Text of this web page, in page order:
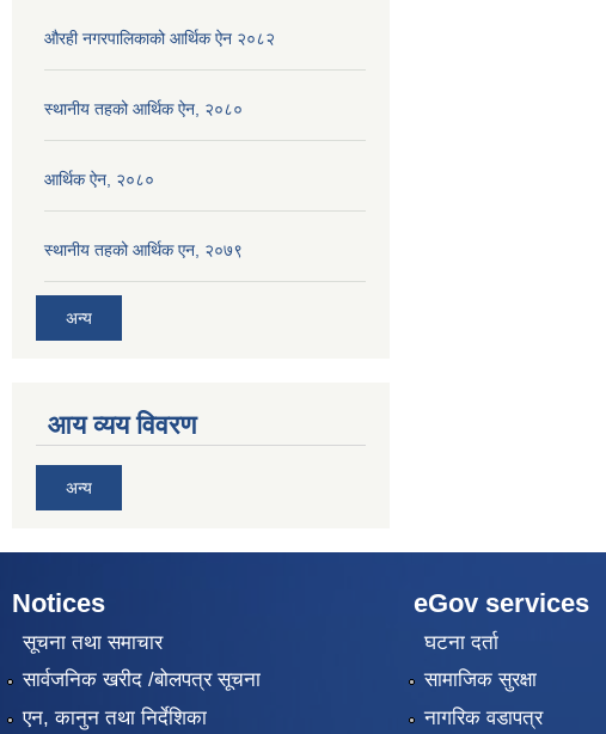
औरही नगरपालिकाको आर्थिक ऐन २०८२
स्थानीय तहको आर्थिक ऐन, २०८०
आर्थिक ऐन, २०८०
स्थानीय तहको आर्थिक एन, २०७९
अन्य
आय व्यय विवरण
अन्य
Notices
सूचना तथा समाचार
सार्वजनिक खरीद /बोलपत्र सूचना
एन, कानुन तथा निर्देशिका
eGov services
घटना दर्ता
सामाजिक सुरक्षा
नागरिक वडापत्र